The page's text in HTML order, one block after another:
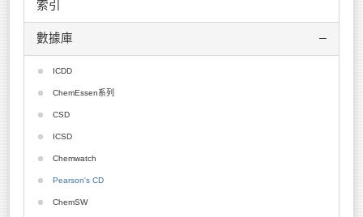
Endeavour
CrystalMaker
Phonon
Match!
ONETEP
FPLO
Diamond
Molcas
GWB
ACEMD
AlleleID
AMPAC+CODESSA
Array Designer
BioPredicta
Cell Illustrator
CHARMM
ChemAXon
索引
數據庫
ICDD
ChemEssen系列
CSD
ICSD
Chemwatch
Pearson's CD
ChemSW